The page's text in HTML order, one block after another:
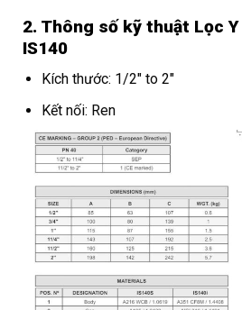
2. Thông số kỹ thuật Lọc
IS140
Kích thước: 1/2″ to 2″
Kết nối: Ren